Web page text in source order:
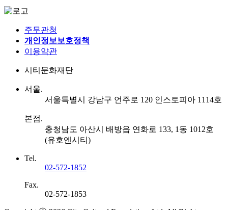
주무관청
개인정보보호정책
이용약관
시티문화재단
서울.
서울특별시 강남구 언주로 120 인스토피아 1114호
본점.
충청남도 아산시 배방읍 연화로 133, 1동 1012호
(유호엔시티)
Tel.
02-572-1852
Fax.
02-572-1853